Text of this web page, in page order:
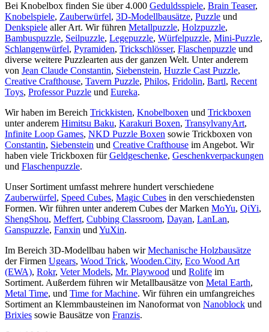
Bei Knobelbox finden Sie über 4.000 Geduldsspiele, Brain Teaser,
Knobelspiele, Zauberwürfel, 3D-Modellbausätze, Puzzle und
Denkspiele aller Art. Wir führen Metallpuzzle, Holzpuzzle,
Bambuspuzzle, Seilpuzzle, Legepuzzle, Würfelpuzzle, Mini-Puzzle,
Schlangenwürfel, Pyramiden, Trickschlösser, Flaschenpuzzle und
diverse weitere Puzzlearten aus der ganzen Welt. Unter anderem
von Jean Claude Constantin, Siebenstein, Huzzle Cast Puzzle,
Creative Crafthouse, Tavern Puzzle, Philos, Fridolin, Bartl, Recent
Toys, Professor Puzzle und Eureka.
Wir haben im Bereich Trickkisten, Knobelboxen und Trickboxen
unter anderem Himitsu Baku, Karakuri Boxen, TransylvanyArt,
Infinite Loop Games, NKD Puzzle Boxen sowie Trickboxen von
Constantin, Siebenstein und Creative Crafthouse im Angebot. Wir
haben viele Trickboxen fürGeldgeschenke, Geschenkverpackungen
und Flaschenpuzzle.
Unser Sortiment umfasst mehrere hundert verschiedene
Zauberwürfel, Speed Cubes, Magic Cubes in den verschiedensten
Formen. Wir führen unter anderem Cubes der Marken MoYu, QiYi,
ShengShou, Meffert, Cubbing Classroom, Dayan, LanLan,
Ganspuzzle, Fanxin und YuXin.
Im Bereich 3D-Modellbau haben wirMechanische Holzbausätze
der Firmen Ugears, Wood Trick, Wooden.City, Eco Wood Art
(EWA), Rokr, Veter Models, Mr. Playwood und Rolife im
Sortiment. Außerdem führen wir Metallbausätze von Metal Earth,
Metal Time, und Time for Machine. Wir führen ein umfangreiches
Sortiment an Klemmbausteinen im Nanoformat von Nanoblock und
Brixies sowie Bausätze von Franzis.